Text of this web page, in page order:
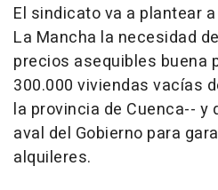
El sindicato va a plantear
La Mancha la necesidad
precios asequibles buena
300.000 viviendas vacías
la provincia de Cuenca-- y
aval del Gobierno para
alquileres.